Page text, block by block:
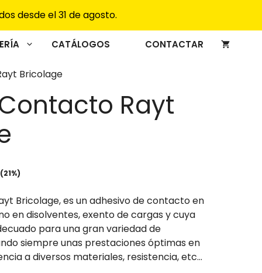
desde el 31 de agosto.
CATÁLOGOS CONTACTAR
Bricolage
Rayt
Bricolage, es un adhesivo de contacto en
en disolventes, exento de cargas y cuya
para una gran variedad de
siempre unas prestaciones óptimas en
a diversos materiales, resistencia, etc…
desde
6,50€
34,95€